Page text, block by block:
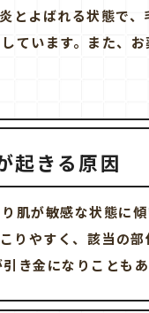
よばれる状態で
います。また、
起きる原因
肌が敏感な状態に
りやすく、該当の
き金になりこともあ